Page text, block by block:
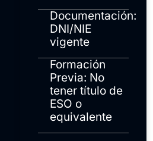
Documentación:
DNI/NIE
vigente
Formación
Previa: No
tener título de
ESO o
equivalente